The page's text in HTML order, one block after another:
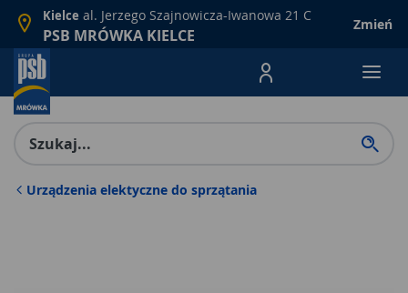
Kielce al. Jerzego Szajnowicza-Iwanowa 21 C
PSB MRÓWKA KIELCE
Zmień
Menu Produktów,
Urządzenia elektyczne do sprzątania